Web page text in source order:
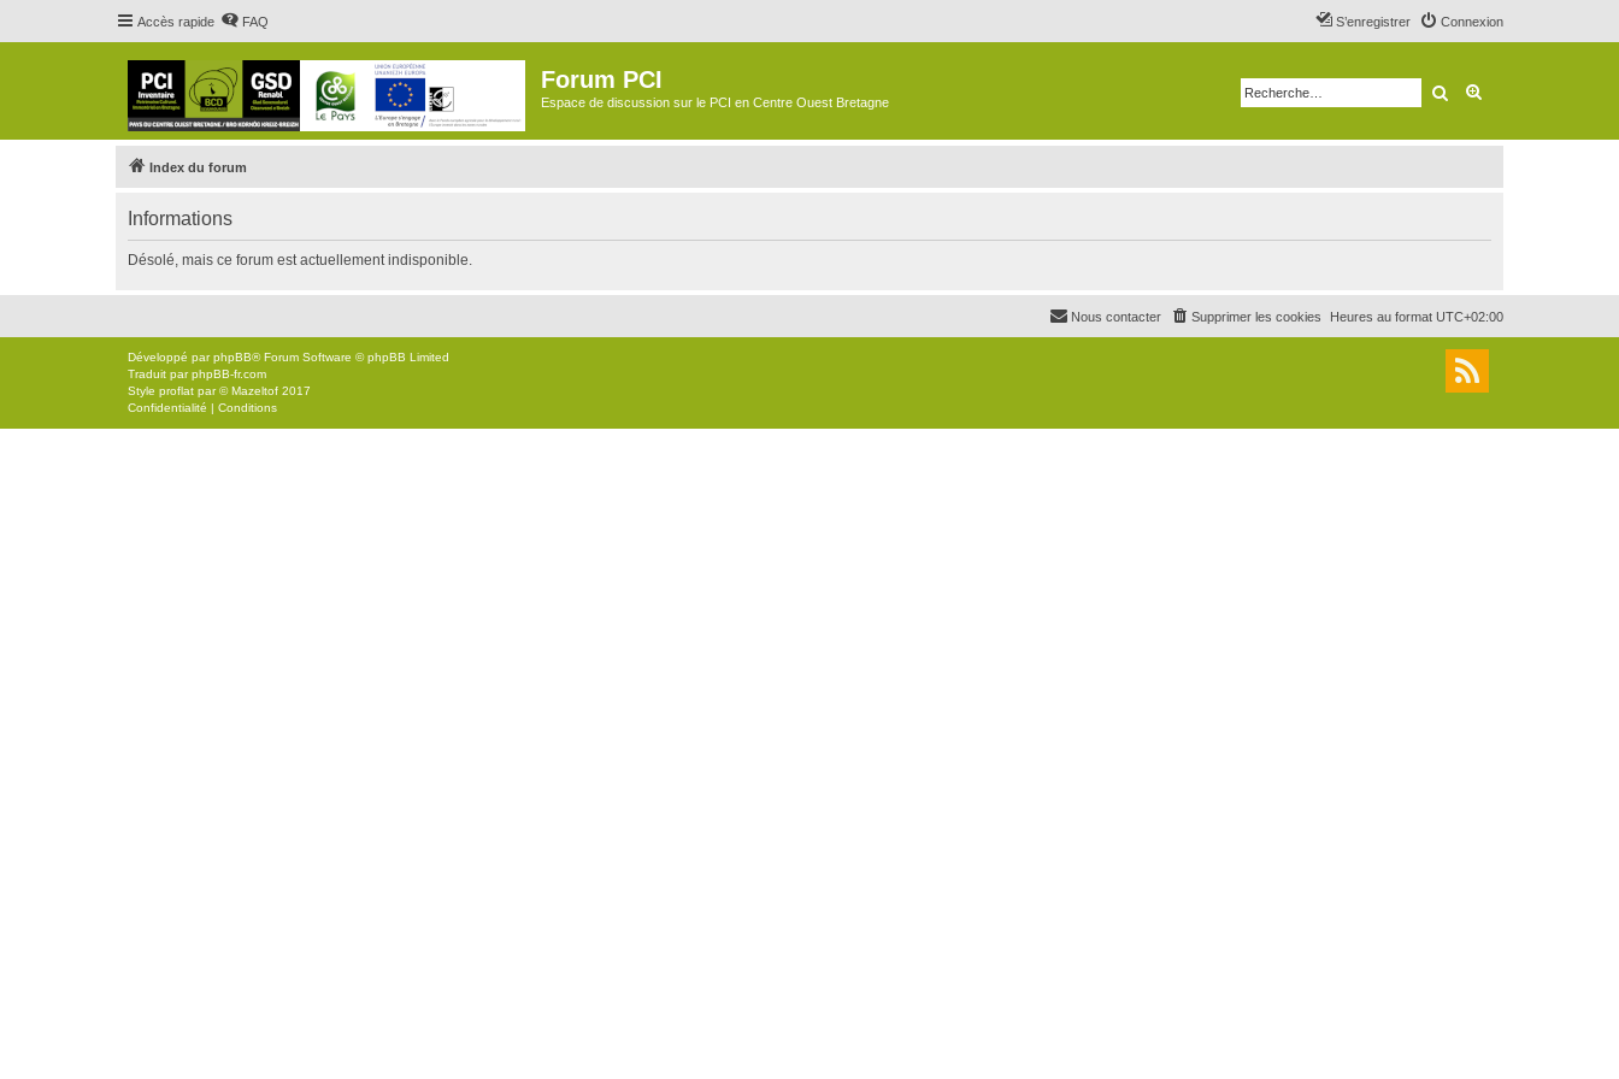
Accès rapide FAQ Connexion
S’enregistrer
Forum PCI
Espace de discussion sur le PCI en Centre Ouest Bretagne Rechercher
Index du forum
Informations
Désolé, mais ce forum est actuellement indisponible.
Heures au format UTC+02:00
Supprimer les cookies
Nous contacter
Développé parphpBB® Forum Software © phpBB Limited
Traduit parphpBB-fr.com
Style proflat par ©Mazeltof 2017
Confidentialité | Conditions